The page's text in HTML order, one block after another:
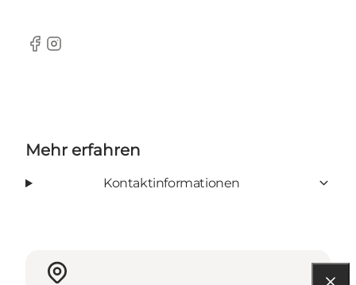
Facebook
Instagram
Mehr erfahren
Kontaktinformationen